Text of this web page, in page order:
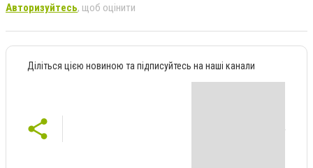
Авторизуйтесь, щоб оцінити
Діліться цією новиною та підписуйтесь на наші канали